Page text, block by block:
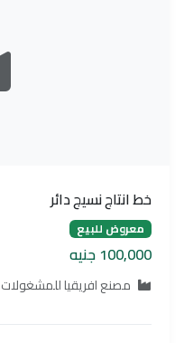
خط انتاج نسيج دائر
معروض للبيع
100,000 جنيه
مصنع افريقيا للمشغولات